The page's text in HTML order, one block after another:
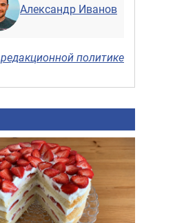
Александр Иванов
редакционной политике